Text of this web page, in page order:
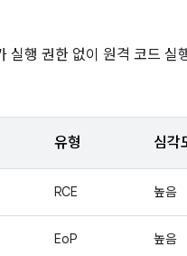
실행 권한 없이 원격 코드
유형 심각
RCE 높음
EoP 높음